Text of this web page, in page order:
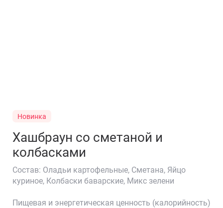
Новинка
Хашбраун со сметаной и
колбасками
Состав: Оладьи картофельные, Сметана, Яйцо
куриное, Колбаски баварские, Микс зелени
Пищевая и энергетическая ценность (калорийность)